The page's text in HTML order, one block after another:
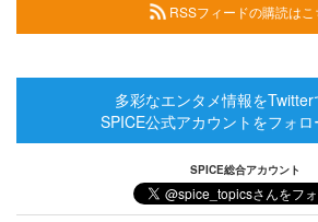
RSSフィードの購読はこ
多彩なエンタメ情報をTwitter
SPICE公式アカウントをフォロ
SPICE総合アカウント